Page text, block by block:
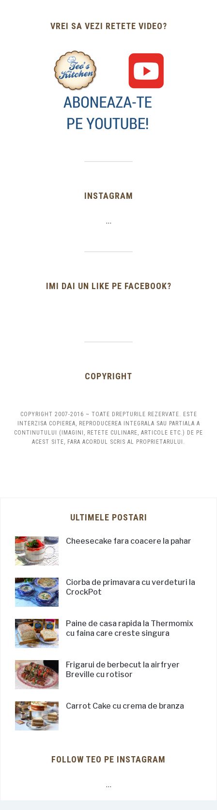
VREI SA VEZI RETETE VIDEO?
INSTAGRAM
…
IMI DAI UN LIKE PE FACEBOOK?
COPYRIGHT
COPYRIGHT 2007-2016 ~ TOATE DREPTURILE REZERVATE. ESTE
INTERZISA COPIEREA, REPRODUCEREA INTEGRALA SAU PARTIALA A
CONTINUTULUI (IMAGINI, RETETE CULINARE, ARTICOLE ETC.) DE PE
ACEST SITE, FARA ACORDUL SCRIS AL PROPRIETARULUI.
ULTIMELE POSTARI
Cheesecake fara coacere la pahar
Ciorba de primavara cu verdeturi la
CrockPot
Paine de casa rapida la Thermomix
cu faina care creste singura
Frigarui de berbecut la airfryer
Breville cu rotisor
Carrot Cake cu crema de branza
FOLLOW TEO PE INSTAGRAM
…